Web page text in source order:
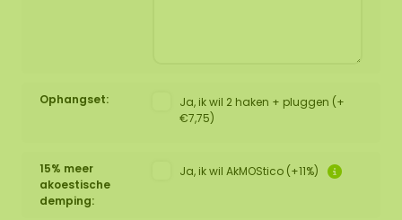
Ophangset:
Ja, ik wil 2 haken + pluggen (+
€7,75)
15% meer
akoestische
demping:
Ja, ik wil AkMOStico (+11%)